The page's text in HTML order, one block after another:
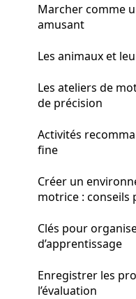
Marcher comme
amusant
Les animaux et
Les ateliers de
de précision
Activités
fine
Créer un
motrice : conseils
Clés pour
d’apprentissage
Enregistrer les
l’évaluation